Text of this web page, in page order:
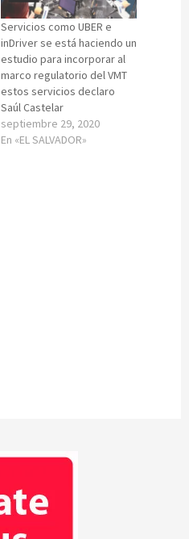
Servicios como UBER e
inDriver se está haciendo un
estudio para incorporar al
marco regulatorio del VMT
estos servicios declaro
Saúl Castelar
septiembre 29, 2020
En «EL SALVADOR»